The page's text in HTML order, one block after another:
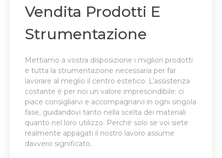
Vendita Prodotti E
Strumentazione
Mettiamo a vostra disposizione i migliori prodotti
e tutta la strumentazione necessaria per far
lavorare al meglio il centro estetico. L’assistenza
costante è per noi un valore imprescindibile: ci
piace consigliarvi e accompagnarvi in ogni singola
fase, guidandovi tanto nella scelta dei materiali
quanto nel loro utilizzo. Perché solo se voi siete
realmente appagati il nostro lavoro assume
davvero significato.